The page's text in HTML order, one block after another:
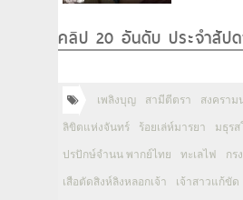
คลิป 20 อันดับ ประจำสัป
เพลิงบุญ สามีตีตรา สงคราม
ลิขิตแห่งจันทร์ ร้อยเล่ห์มารยา มธุร
ปรปักษ์จำนน พากย์ไทย ทะเลไฟ กร
เสือตัดสิงห์ลิงหลอกเจ้า เจ้าสาวแก้ขัด